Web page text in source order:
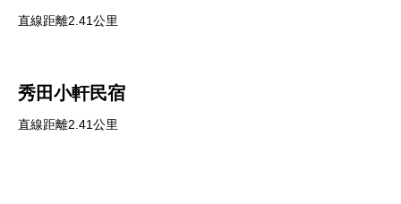
直線距離2.41公里
秀田小軒民宿
直線距離2.41公里